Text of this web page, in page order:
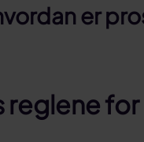
er
reglene